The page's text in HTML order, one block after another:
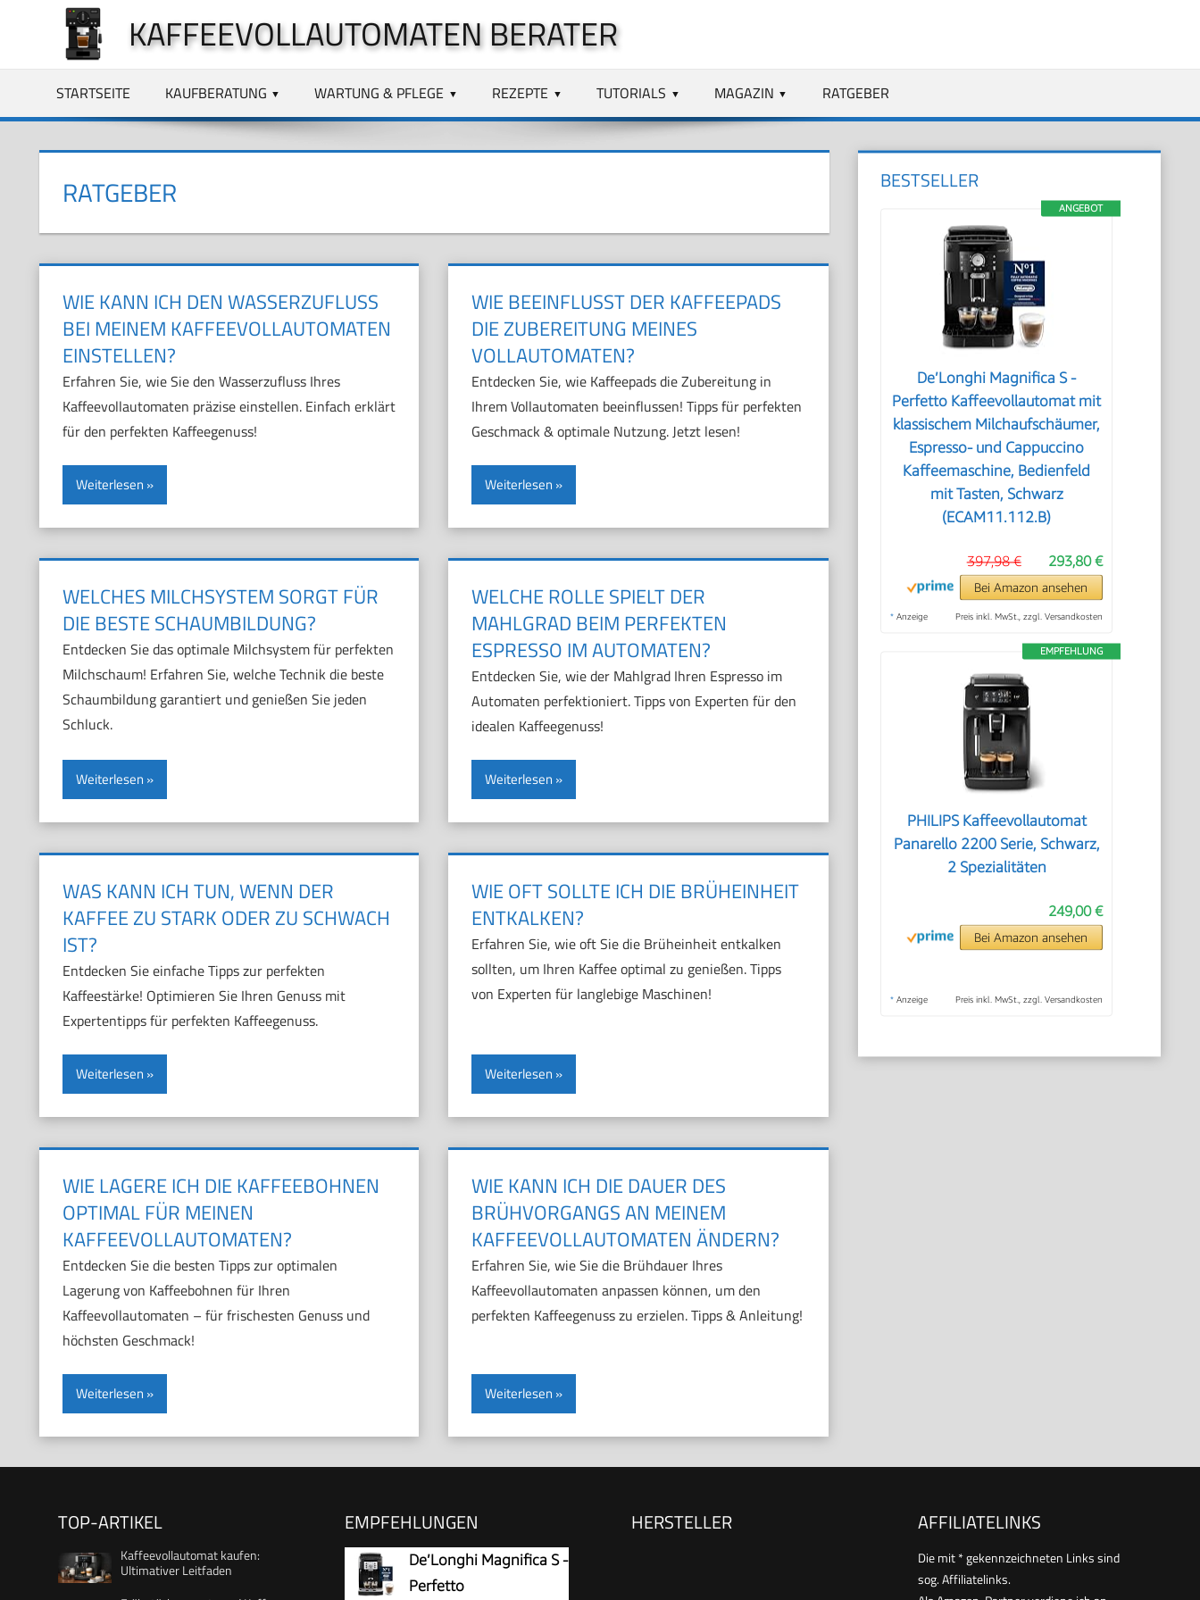
springen
KAFFEEVOLLAUTOMATEN BERATER
STARTSEITE KAUFBERATUNG WARTUNG & PFLEGE REZEPTE TUTORIALS MAGAZIN RATGEBER
RATGEBER
WIE KANN ICH DEN WASSERZUFLUSS
BEI MEINEM KAFFEEVOLLAUTOMATEN
EINSTELLEN?
Erfahren Sie, wie Sie den Wasserzufluss Ihres
Kaffeevollautomaten präzise einstellen. Einfach erklärt
für den perfekten Kaffeegenuss!
Weiterlesen
WIE BEEINFLUSST DER KAFFEEPADS
DIE ZUBEREITUNG MEINES
VOLLAUTOMATEN?
Entdecken Sie, wie Kaffeepads die Zubereitung in
Ihrem Vollautomaten beeinflussen! Tipps für perfekten
Geschmack & optimale Nutzung. Jetzt lesen!
Weiterlesen
WELCHES MILCHSYSTEM SORGT FÜR
DIE BESTE SCHAUMBILDUNG?
Entdecken Sie das optimale Milchsystem für perfekten
Milchschaum! Erfahren Sie, welche Technik die beste
Schaumbildung garantiert und genießen Sie jeden
Schluck.
Weiterlesen
WELCHE ROLLE SPIELT DER
MAHLGRAD BEIM PERFEKTEN
ESPRESSO IM AUTOMATEN?
Entdecken Sie, wie der Mahlgrad Ihren Espresso im
Automaten perfektioniert. Tipps von Experten für den
idealen Kaffeegenuss!
Weiterlesen
WAS KANN ICH TUN, WENN DER
KAFFEE ZU STARK ODER ZU SCHWACH
IST?
Entdecken Sie einfache Tipps zur perfekten
Kaffeestärke! Optimieren Sie Ihren Genuss mit
Expertentipps für perfekten Kaffeegenuss.
Weiterlesen
WIE OFT SOLLTE ICH DIE BRÜHEINHEIT
ENTKALKEN?
Erfahren Sie, wie oft Sie die Brüheinheit entkalken
sollten, um Ihren Kaffee optimal zu genießen. Tipps
von Experten für langlebige Maschinen!
Weiterlesen
WIE LAGERE ICH DIE KAFFEEBOHNEN
OPTIMAL FÜR MEINEN
KAFFEEVOLLAUTOMATEN?
Entdecken Sie die besten Tipps zur optimalen
Lagerung von Kaffeebohnen für Ihren
Kaffeevollautomaten – für frischesten Genuss und
höchsten Geschmack!
Weiterlesen
WIE KANN ICH DIE DAUER DES
BRÜHVORGANGS AN MEINEM
KAFFEEVOLLAUTOMATEN ÄNDERN?
Erfahren Sie, wie Sie die Brühdauer Ihres
Kaffeevollautomaten anpassen können, um den
perfekten Kaffeegenuss zu erzielen. Tipps & Anleitung!
Weiterlesen
BESTSELLER
ANGEBOT
De’Longhi Magnifica S -
Perfetto Kaffeevollautomat mit
klassischem Milchaufschäumer,
Espresso- und Cappuccino
Kaffeemaschine, Bedienfeld
mit Tasten, Schwarz
(ECAM11.112.B)
293,80 €
397,98 €
Bei Amazon ansehen
* Anzeige Preis inkl. MwSt., zzgl. Versandkosten
EMPFEHLUNG
PHILIPS Kaffeevollautomat
Panarello 2200 Serie, Schwarz,
2 Spezialitäten
249,00 €
Bei Amazon ansehen
* Anzeige Preis inkl. MwSt., zzgl. Versandkosten
TOP-ARTIKEL
Kaffeevollautomat kaufen:
Ultimativer Leitfaden
EMPFEHLUNGEN
De’Longhi Magnifica S -
Perfetto
HERSTELLER AFFILIATELINKS
Die mit * gekennzeichneten Links sind
sog. Affiliatelinks.